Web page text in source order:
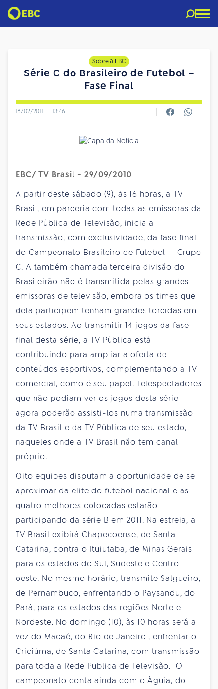
Sobre a EBC
Série C do Brasileiro de Futebol –
Fase Final
18/02/2011 | 13:46
EBC/ TV Brasil - 29/09/2010
A partir deste sábado (9), às 16 horas, a TV
Brasil, em parceria com todas as emissoras da
Rede Pública de Televisão, inicia a
transmissão, com exclusividade, da fase final
do Campeonato Brasileiro de Futebol - Grupo
C. A também chamada terceira divisão do
Brasileirão não é transmitida pelas grandes
emissoras de televisão, embora os times que
dela participem tenham grandes torcidas em
seus estados. Ao transmitir 14 jogos da fase
final desta série, a TV Pública está
contribuindo para ampliar a oferta de
conteúdos esportivos, complementando a TV
comercial, como é seu papel. Telespectadores
que não podiam ver os jogos desta série
agora poderão assisti-los numa transmissão
da TV Brasil e da TV Pública de seu estado,
naqueles onde a TV Brasil não tem canal
próprio.
Oito equipes disputam a oportunidade de se
aproximar da elite do futebol nacional e as
quatro melhores colocadas estarão
participando da série B em 2011. Na estreia, a
TV Brasil exibirá Chapecoense, de Santa
Catarina, contra o Ituiutaba, de Minas Gerais
para os estados do Sul, Sudeste e Centro-
oeste. No mesmo horário, transmite Salgueiro,
de Pernambuco, enfrentando o Paysandu, do
Pará, para os estados das regiões Norte e
Nordeste. No domingo (10), às 10 horas será a
vez do Macaé, do Rio de Janeiro , enfrentar o
Criciúma, de Santa Catarina, com transmissão
para toda a Rede Publica de Televisão. O
campeonato conta ainda com o Águia, do